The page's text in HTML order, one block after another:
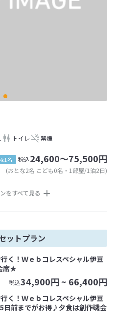
トイレ 禁煙
1名 税込24,600～75,500円
(おとな2名 こども0名・1部屋/1泊2日)
をすべて見る
ットプラン
く！Ｗｅｂコレスペシャル伊豆
席★
税込34,900円 ~ 66,400円
く！Ｗｅｂコレスペシャル伊豆
日前までがお得♪夕食は創作磯会